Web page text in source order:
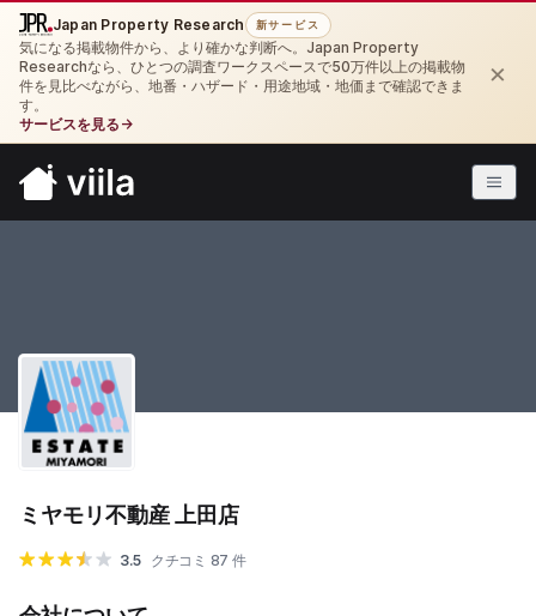
Japan Property Research 新サービス
気になる掲載物件から、より確かな判断へ。Japan Property
Researchなら、ひとつの調査ワークスペースで50万件以上の掲載物
件を見比べながら、地番・ハザード・用途地域・地価まで確認できま
す。
サービスを見る →
×
ミヤモリ不動産 上田店
3.5 クチコミ 87 件